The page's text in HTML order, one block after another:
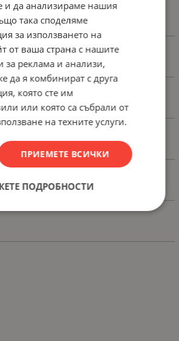
и да анализираме нашия
така споделяме
за използването на
от ваша страна с нашите
за реклама и анализи,
да я комбинират с друга
която сте им
или която са събрали от
на техните услуги.
ПРИЕМЕТЕ ВСИЧКИ
ПОДРОБНОСТИ